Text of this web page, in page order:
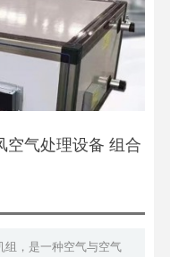
空气处理设备 组合
组，是一种空气与空气